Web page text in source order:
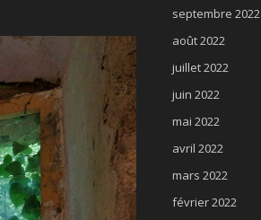
septembre 2022
août 2022
juillet 2022
juin 2022
mai 2022
avril 2022
mars 2022
février 2022